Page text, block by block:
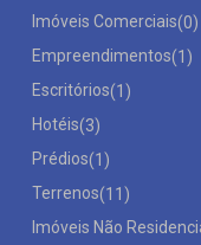
Imóveis Comerciais(0)
Empreendimentos(1)
Escritórios(1)
Hotéis(3)
Prédios(1)
Terrenos(11)
Imóveis Não